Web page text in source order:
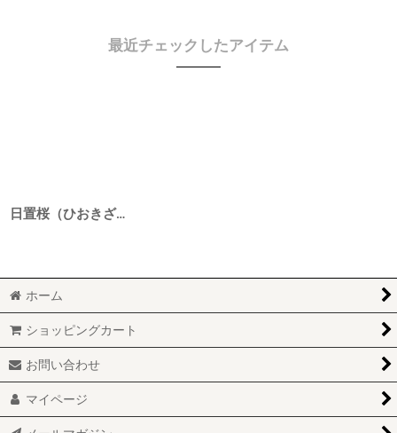
最近チェックしたアイテム
日置桜（ひおきざくら） 純米 7号酵母 数馬米 6BY 1800ml
ホーム
ショッピングカート
お問い合わせ
マイページ